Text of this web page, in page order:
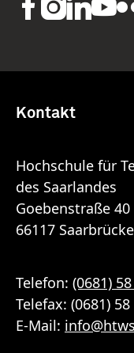
Kontakt
Hochschule für
des Saarlandes
Goebenstraße 40
66117
Telefon: (0681)
Telefax: (0681)
E-Mail: info@